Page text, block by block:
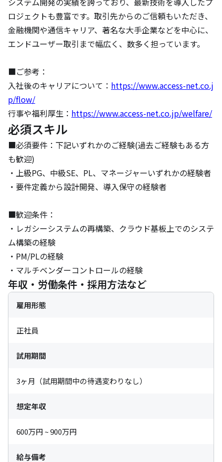
ロジェクトも豊富です。取引先からのご信頼もいただき、
金融機関や通信キャリア、著名な大手企業などを中心に、
エンドユーザー取引まで幅広く、数多く担っています。
■ご参考：
入社後のキャリアについて： https://www.access-net.co.j
p/flow/
行事や福利厚生： https://www.access-net.co.jp/welfare/
必須スキル
■必須要件：下記いずれかのご経験(過去ご経験もある方
も歓迎)
・上級PG、中級SE、PL、マネージャーいずれかの経験者
・要件定義から設計開発、導入保守の経験者
■歓迎条件：
・レガシーシステムの再構築、クラウド基板上でのシステ
ム構築の経験
・PM/PLの経験
・マルチベンダーコントロールの経験
年収・労働条件・採用方法など
雇用形態
正社員
試用期間
3ヶ月（試用期間中の待遇変わりなし）
想定年収
600万円 ~ 900万円
給与備考